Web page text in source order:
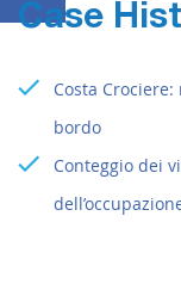
Case
Costa
bordo
Conteggio dei